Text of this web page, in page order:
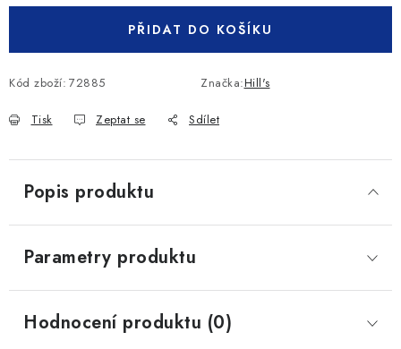
PŘIDAT DO KOŠÍKU
Kód zboží: 72885 Značka:Hill's
Tisk Zeptat se Sdílet
Popis produktu
Parametry produktu
Hodnocení produktu (0)